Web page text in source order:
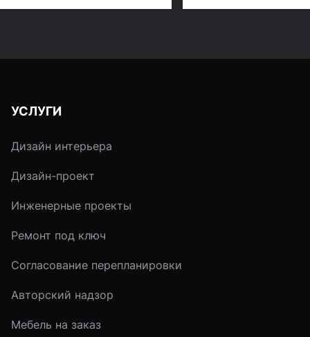
УСЛУГИ
Дизайн интерьера
Дизайн-проект
Инженерные проекты
Ремонт под ключ
Согласование перепланировки
Авторский надзор
Мебель на заказ